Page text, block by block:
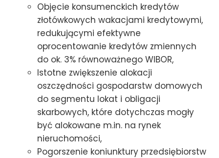
Objęcie konsumenckich kredytów
złotówkowych wakacjami kredytowymi,
redukującymi efektywne
oprocentowanie kredytów zmiennych
do ok. 3% równoważnego WIBOR,
Istotne zwiększenie alokacji
oszczędności gospodarstw domowych
do segmentu lokat i obligacji
skarbowych, które dotychczas mogły
być alokowane m.in. na rynek
nieruchomości,
Pogorszenie koniunktury przedsiębiorstw